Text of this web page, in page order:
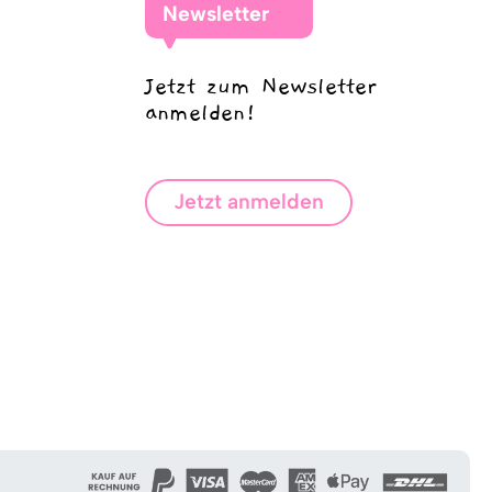
Newsletter
Jetzt zum Newsletter
anmelden!
Jetzt anmelden